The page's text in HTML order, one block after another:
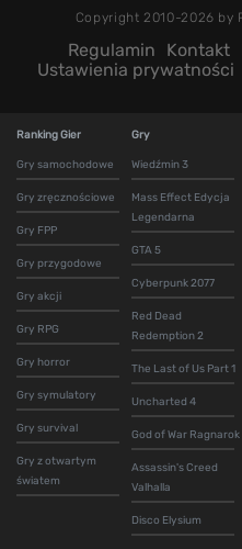
Copyright 2010-2026 by
Regulamin Kontakt
Ustawienia prywatności
Ranking Gier
Gry samochodowe
Gry zręcznościowe
Gry FPP
Gry przygodowe
Gry akcji
Gry RPG
Gry horror
Gry symulatory
Gry survival
Gry z otwartym
światem
Gry
Wiedźmin 3
Mass Effect Edycja
Legendarna
GTA 5
Cyberpunk 2077
Red Dead
Redemption 2
The Last of Us Part 1
Uncharted 4
God of War Ragnarok
Assassin's Creed
Valhalla
Disco Elysium